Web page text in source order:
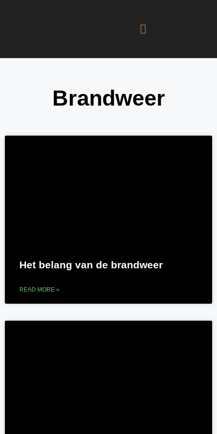
Brandweer
Het belang van de brandweer
READ MORE »